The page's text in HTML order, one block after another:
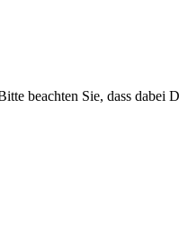
beachten Sie, dass dabei